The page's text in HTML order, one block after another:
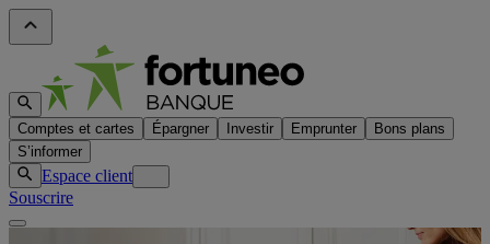
Comptes et cartes Épargner Investir Emprunter
Bons plans
S’informer
Espace client
Souscrire